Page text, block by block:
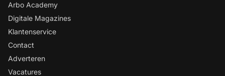
Arbo Academy
Digitale Magazines
Klantenservice
Contact
Adverteren
Vacatures